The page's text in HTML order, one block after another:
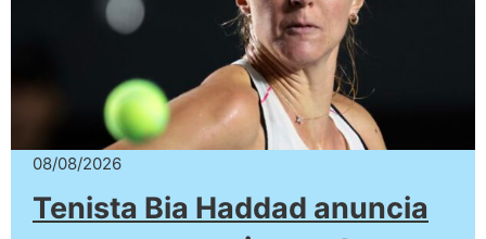
08/08/2026
Tenista Bia Haddad anuncia